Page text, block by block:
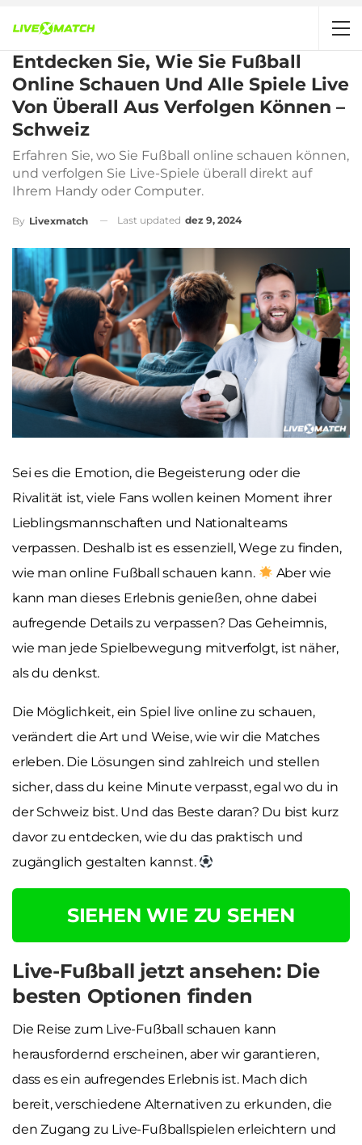
Entdecken Sie, Wie Sie Fußball
Online Schauen Und Alle Spiele Live
Von Überall Aus Verfolgen Können –
Schweiz
Erfahren Sie, wo Sie Fußball online schauen können,
und verfolgen Sie Live-Spiele überall direkt auf
Ihrem Handy oder Computer.
By Livexmatch Last updated dez 9, 2024
Sei es die Emotion, die Begeisterung oder die
Rivalität ist, viele Fans wollen keinen Moment ihrer
Lieblingsmannschaften und Nationalteams
verpassen. Deshalb ist es essenziell, Wege zu finden,
wie man online Fußball schauen kann.
Aber wie
kann man dieses Erlebnis genießen, ohne dabei
aufregende Details zu verpassen? Das Geheimnis,
wie man jede Spielbewegung mitverfolgt, ist näher,
als du denkst.
Die Möglichkeit, ein Spiel live online zu schauen,
verändert die Art und Weise, wie wir die Matches
erleben. Die Lösungen sind zahlreich und stellen
sicher, dass du keine Minute verpasst, egal wo du in
der Schweiz bist. Und das Beste daran? Du bist kurz
davor zu entdecken, wie du das praktisch und
zugänglich gestalten kannst.
SIEHEN WIE ZU SEHEN
Live-Fußball jetzt ansehen: Die
besten Optionen finden
Die Reise zum Live-Fußball schauen kann
herausfordernd erscheinen, aber wir garantieren,
dass es ein aufregendes Erlebnis ist. Mach dich
bereit, verschiedene Alternativen zu erkunden, die
den Zugang zu Live-Fußballspielen erleichtern und